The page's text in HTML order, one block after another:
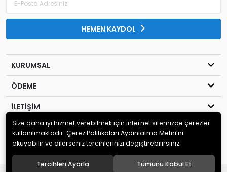
HEMEN KAYDOL
KURUMSAL
ÖDEME
İLETİŞİM
© 2020MİLENYUM YAYINCILIK. Tüm hakları saklıdır.
Size daha iyi hizmet verebilmek için internet sitemizde çerezler
kullanılmaktadır. Çerez Politikaları Aydınlatma Metni’ni
okuyabilir ve dilerseniz tercihlerinizi değiştirebilirsiniz.
Tercihleri Ayarla Tümünü Kabul Et